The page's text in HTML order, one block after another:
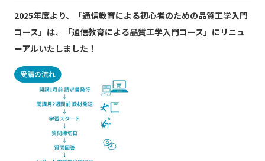
2025年度より、「通信教育による初心者のための品質工学入門
コース」は、「通信教育による品質工学入門コース」にリニュ
ーアルいたしました！